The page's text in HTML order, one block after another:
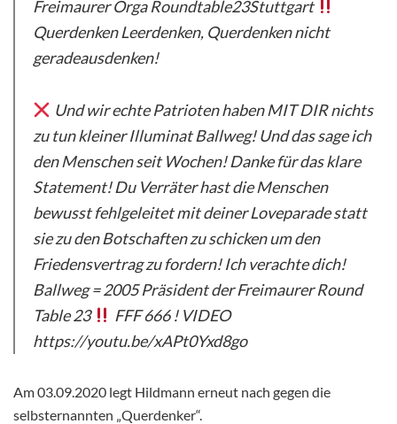
Freimaurer Orga Roundtable23Stuttgart
Querdenken Leerdenken, Querdenken nicht
geradeausdenken!
Und wir echte Patrioten haben MIT DIR nichts
zu tun kleiner Illuminat Ballweg! Und das sage ich
den Menschen seit Wochen! Danke für das klare
Statement! Du Verräter hast die Menschen
bewusst fehlgeleitet mit deiner Loveparade statt
sie zu den Botschaften zu schicken um den
Friedensvertrag zu fordern! Ich verachte dich!
Ballweg = 2005 Präsident der Freimaurer Round
Table 23
FFF 666 ! VIDEO
https://youtu.be/xAPt0Yxd8go
Am 03.09.2020 legt Hildmann erneut nach gegen die
selbsternannten „Querdenker“.